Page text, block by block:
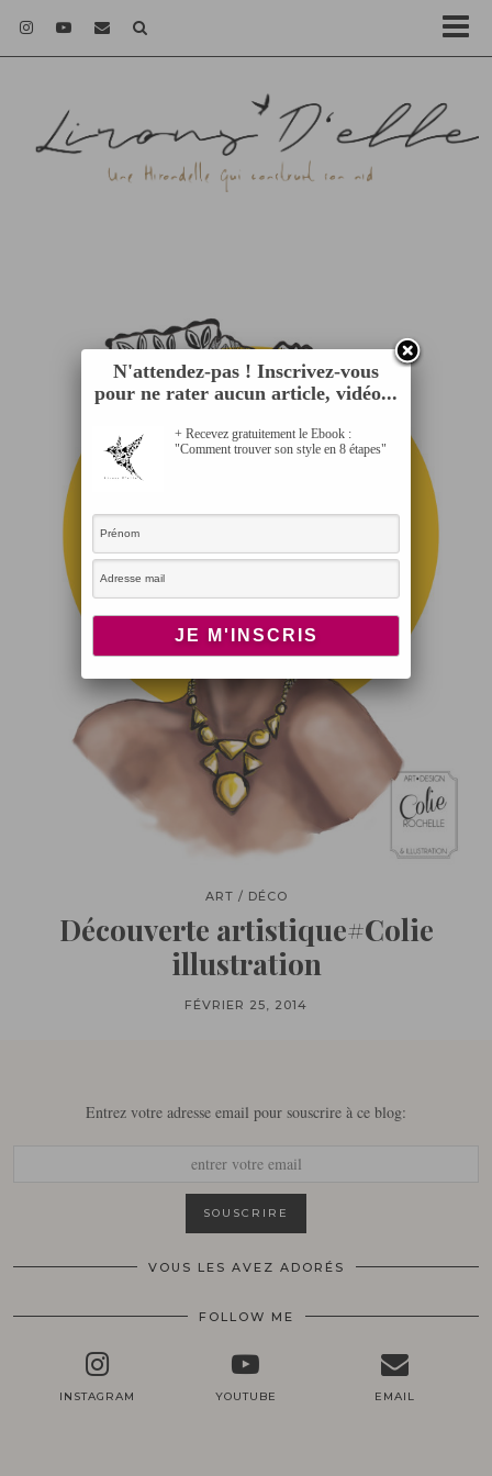
ART / DÉCO
Découverte artistique#Colie
illustration
FÉVRIER 25, 2014
Entrez votre adresse email pour souscrire à ce blog:
VOUS LES AVEZ ADORÉS
FOLLOW ME
INSTAGRAM YOUTUBE EMAIL
N'attendez-pas ! Inscrivez-vous
pour ne rater aucun article, vidéo...
+ Recevez gratuitement le Ebook :
"Comment trouver son style en 8 étapes"